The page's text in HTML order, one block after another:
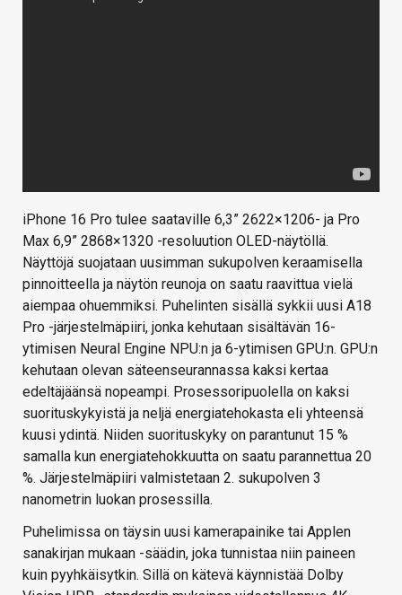
iPhone 16 Pro tulee saataville 6,3” 2622×1206- ja Pro
Max 6,9” 2868×1320 -resoluution OLED-näytöllä.
Näyttöjä suojataan uusimman sukupolven keraamisella
pinnoitteella ja näytön reunoja on saatu raavittua vielä
aiempaa ohuemmiksi. Puhelinten sisällä sykkii uusi A18
Pro -järjestelmäpiiri, jonka kehutaan sisältävän 16-
ytimisen Neural Engine NPU:n ja 6-ytimisen GPU:n. GPU:n
kehutaan olevan säteenseurannassa kaksi kertaa
edeltäjäänsä nopeampi. Prosessoripuolella on kaksi
suorituskykyistä ja neljä energiatehokasta eli yhteensä
kuusi ydintä. Niiden suorituskyky on parantunut 15 %
samalla kun energiatehokkuutta on saatu parannettua 20
%. Järjestelmäpiiri valmistetaan 2. sukupolven 3
nanometrin luokan prosessilla.
Puhelimissa on täysin uusi kamerapainike tai Applen
sanakirjan mukaan -säädin, joka tunnistaa niin paineen
kuin pyyhkäisytkin. Sillä on kätevä käynnistää Dolby